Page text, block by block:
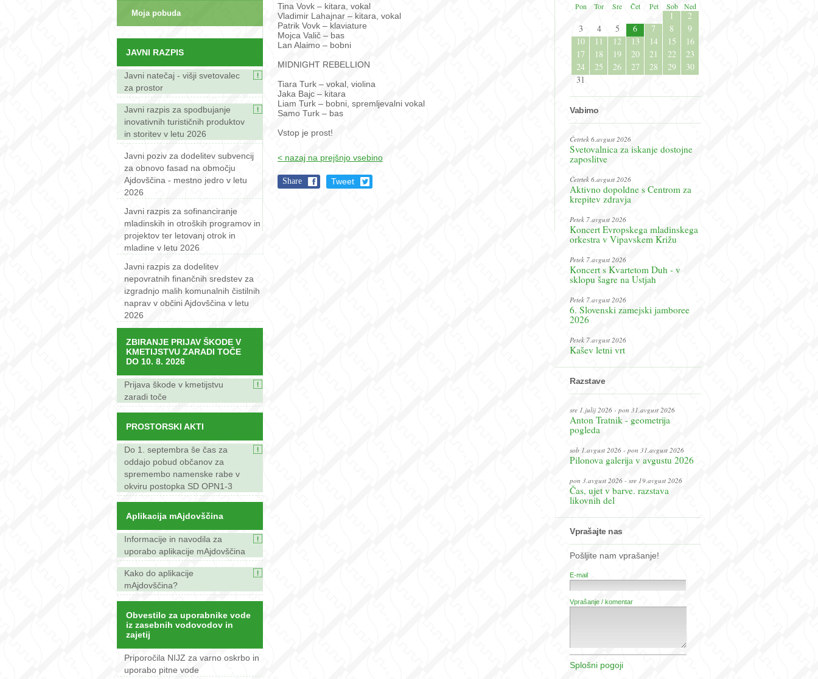
Moja pobuda
JAVNI RAZPIS
Javni natečaj - višji svetovalec
za prostor
Javni razpis za spodbujanje
inovativnih turističnih produktov
in storitev v letu 2026
Javni poziv za dodelitev subvencij
za obnovo fasad na območju
Ajdovščina - mestno jedro v letu
2026
Javni razpis za sofinanciranje
mladinskih in otroških programov in
projektov ter letovanj otrok in
mladine v letu 2026
Javni razpis za dodelitev
nepovratnih finančnih sredstev za
izgradnjo malih komunalnih čistilnih
naprav v občini Ajdovščina v letu
2026
ZBIRANJE PRIJAV ŠKODE V
KMETIJSTVU ZARADI TOČE
DO 10. 8. 2026
Prijava škode v kmetijstvu
zaradi toče
PROSTORSKI AKTI
Do 1. septembra še čas za
oddajo pobud občanov za
spremembo namenske rabe v
okviru postopka SD OPN1-3
Aplikacija mAjdovščina
Informacije in navodila za
uporabo aplikacije mAjdovščina
Kako do aplikacije
mAjdovščina?
Obvestilo za uporabnike vode
iz zasebnih vodovodov in
zajetij
Priporočila NIJZ za varno oskrbo in
uporabo pitne vode
Tina Vovk – kitara, vokal
Vladimir Lahajnar – kitara, vokal
Patrik Vovk – klaviature
Mojca Valič – bas
Lan Alaimo – bobni
MIDNIGHT REBELLION
Tiara Turk – vokal, violina
Jaka Bajc – kitara
Liam Turk – bobni, spremljevalni vokal
Samo Turk – bas
Vstop je prost!
< nazaj na prejšnjo vsebino
Share Tweet
Pon
Tor Sre Čet Pet Sob Ned
1
2
3
4 5 6 7 8
9
10
11 12 13 14 15
16
17
18 19 20 21 22
23
24
25 26 27 28 29
30
31
Vabimo
Četrtek 6.avgust 2026
Svetovalnica za iskanje dostojne
zaposlitve
Četrtek 6.avgust 2026
Aktivno dopoldne s Centrom za
krepitev zdravja
Petek 7.avgust 2026
Koncert Evropskega mladinskega
orkestra v Vipavskem Križu
Petek 7.avgust 2026
Koncert s Kvartetom Duh - v
sklopu šagre na Ustjah
Petek 7.avgust 2026
6. Slovenski zamejski jamboree
2026
Petek 7.avgust 2026
Kašev letni vrt
Razstave
sre 1.julij 2026 - pon 31.avgust 2026
Anton Tratnik - geometrija
pogleda
sob 1.avgust 2026 - pon 31.avgust 2026
Pilonova galerija v avgustu 2026
pon 3.avgust 2026 - sre 19.avgust 2026
Čas, ujet v barve. razstava
likovnih del
Vprašajte nas
Pošljite nam vprašanje!
E-mail
Vprašanje / komentar
Splošni pogoji